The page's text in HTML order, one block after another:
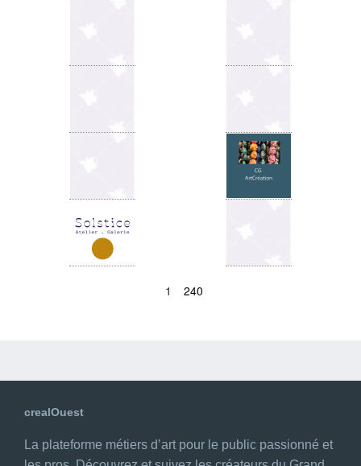
1 240
crealOuest
La plateforme métiers d’art pour le public passionné et